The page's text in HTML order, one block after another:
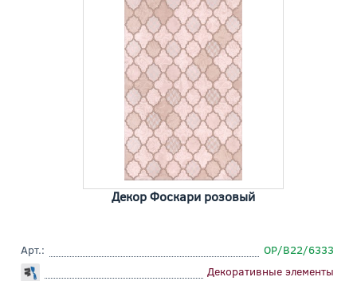
Декор Фоскари розовый
Арт.:
OP/B22/6333
Декоративные элементы